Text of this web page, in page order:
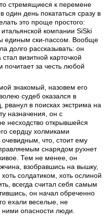
стремящиеся к перемене
один день покататься сразу в
это проще простого:
компании SiSki
единым ски-пассом. Вообще
долго рассказывать: он
визитной карточкой
за честь любой
знакомый, назовем его
судеб оказался в
рванул в поисках экстрима на
назначения, он с
несходство открывшейся
сердцу холмиками
что, стоит ему
снарядом рухнет
Тем не менее, он
взобравшись на вышку,
солдатиком, хоть ослиной
всегда считал себя самым
он начал обреченно
ехали веселые, не
опасности люди.